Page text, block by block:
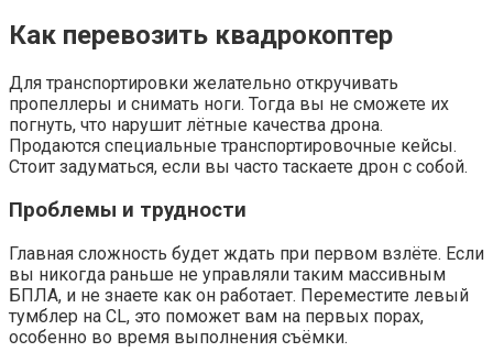
Как перевозить квадрокоптер
Для транспортировки желательно откручивать
пропеллеры и снимать ноги. Тогда вы не сможете их
погнуть, что нарушит лётные качества дрона.
Продаются специальные транспортировочные кейсы.
Стоит задуматься, если вы часто таскаете дрон с собой.
Проблемы и трудности
Главная сложность будет ждать при первом взлёте. Если
вы никогда раньше не управляли таким массивным
БПЛА, и не знаете как он работает. Переместите левый
тумблер на CL, это поможет вам на первых порах,
особенно во время выполнения съёмки.